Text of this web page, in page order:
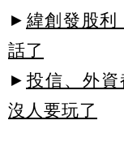
► 緯創發股利
話了
► 投信、外資
沒人要玩了